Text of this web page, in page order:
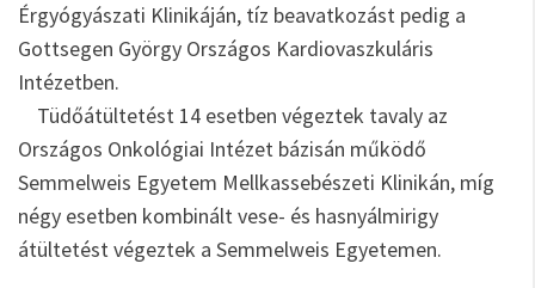
Érgyógyászati Klinikáján, tíz beavatkozást pedig a
Gottsegen György Országos Kardiovaszkuláris
Intézetben.
Tüdőátültetést 14 esetben végeztek tavaly az
Országos Onkológiai Intézet bázisán működő
Semmelweis Egyetem Mellkassebészeti Klinikán, míg
négy esetben kombinált vese- és hasnyálmirigy
átültetést végeztek a Semmelweis Egyetemen.